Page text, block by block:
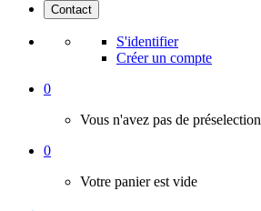
Contact
S'identifier
Créer un compte
0
Vous n'avez pas de préselection
0
Votre panier est vide